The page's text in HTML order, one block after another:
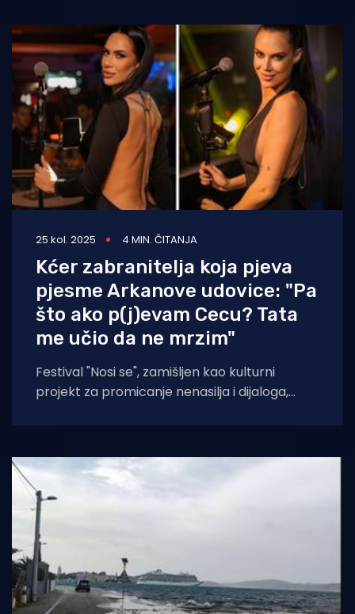
25 kol. 2025 4 MIN. ČITANJA
Kćer zabranitelja koja pjeva
pjesme Arkanove udovice: "Pa
što ako p(j)evam Cecu? Tata
me učio da ne mrzim"
Festival "Nosi se", zamišljen kao kulturni
projekt za promicanje nenasilja i dijaloga,